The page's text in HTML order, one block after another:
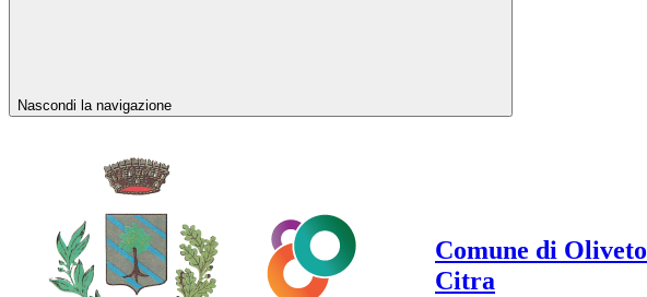
Nascondi la navigazione
Comune di Oliveto
Citra